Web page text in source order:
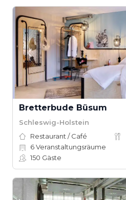
Bretterbude Büsum
Schleswig-Holstein
Restaurant / Café
6Veranstaltungsräume
150 Gäste